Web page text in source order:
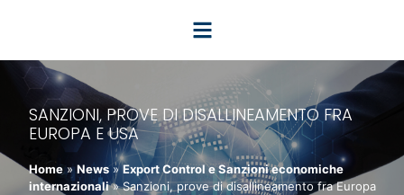
SANZIONI, PROVE DI DISALLINEAMENTO FRA
EUROPA E USA
Home » News » Export Control e Sanzioni economiche
internazionali » Sanzioni, prove di disallineamento fra Europa